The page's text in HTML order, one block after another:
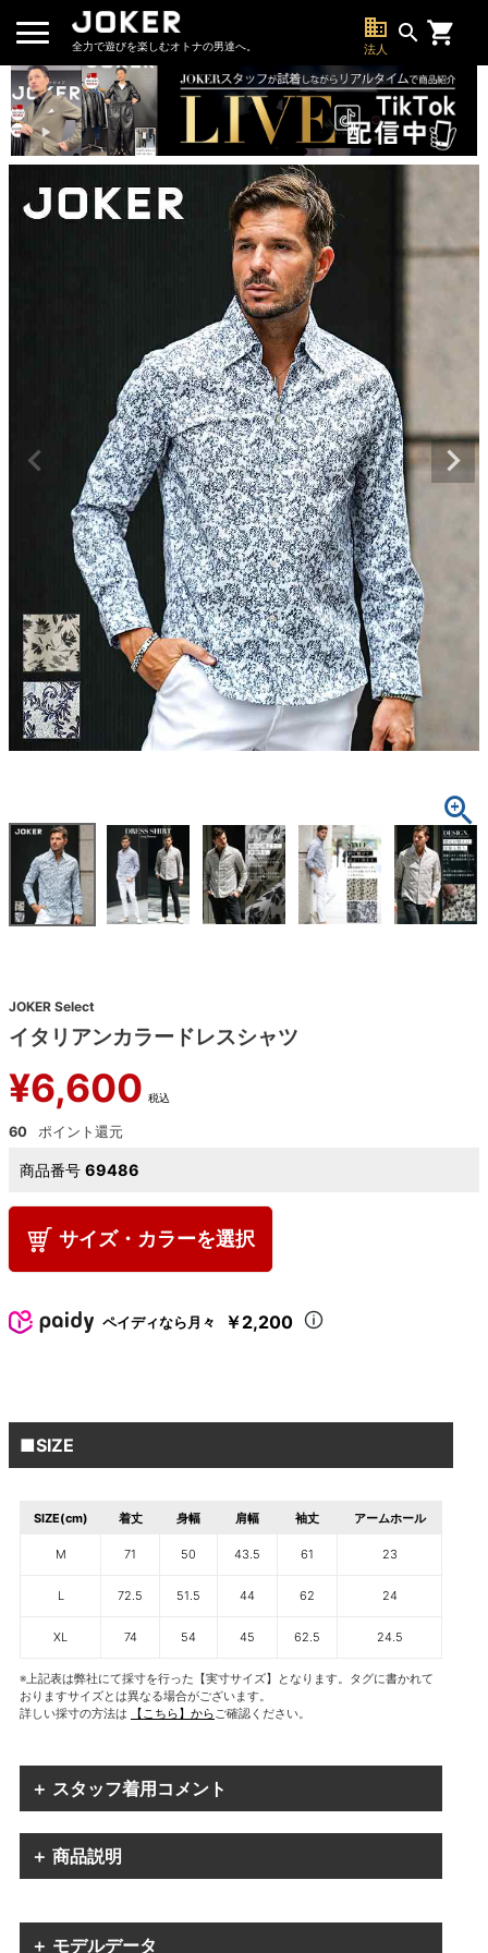
全力で遊びを楽しむオトナの男達へ。
business
法人
search
JOKER Select
イタリアンカラードレスシャツ
¥6,600 税込
60
商品番号 69486
サイズ・カラーを選択
ペイディなら月々 ￥2,200
■SIZE
SIZE(cm) 着丈 身幅 肩幅 袖丈 アームホール
M 71 50 43.5 61 23
L 72.5 51.5 44 62 24
XL 74 54 45 62.5 24.5
※上記表は弊社にて採寸を行った【実寸サイズ】となります。タグに書かれて
おりますサイズとは異なる場合がございます。
詳しい採寸の方法は
【こちら】からご確認ください。
＋ スタッフ着用コメント
＋ 商品説明
＋ モデルデータ